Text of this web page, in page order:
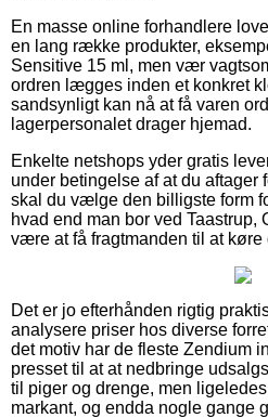
En masse online forhandlere
en lang række produkter,
Sensitive 15 ml, men vær
ordren lægges inden et konkret
sandsynligt kan nå at få varen
lagerpersonalet drager hjemad.
Enkelte netshops yder gratis
under betingelse af at du aftager
skal du vælge den billigste form
hvad end man bor ved Taastrup,
være at få fragtmanden til at
Det er jo efterhånden rigtig
analysere priser hos diverse
det motiv har de fleste Zendium
presset til at at nedbringe
til piger og drenge, men
markant, og endda nogle gange